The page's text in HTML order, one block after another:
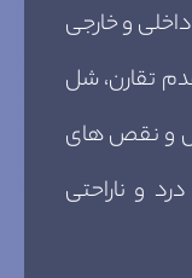
و خارجی
تقارن، شل
و نقص های
و ناراحتی